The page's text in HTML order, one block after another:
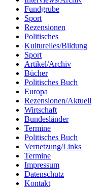
Fundgrube
Sport
Rezensionen
Politisches
Kulturelles/Bildung
Sport
Artikel/Archiv
Bücher
Politisches Buch
Europa
Rezensionen/Aktuell
Wirtschaft
Bundesländer
Termine
Politisches Buch
Vernetzung/Links
Termine
Impressum
Datenschutz
Kontakt